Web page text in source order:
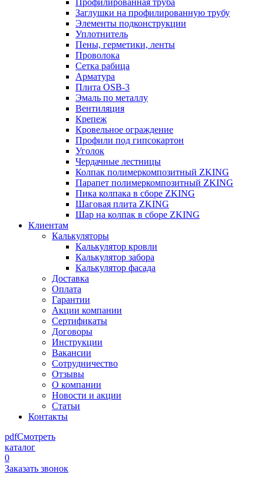
Профилированная труба
Заглушки на профилированную трубу
Элементы подконструкции
Уплотнитель
Пены, герметики, ленты
Проволока
Сетка рабица
Арматура
Плита OSB-3
Эмаль по металлу
Вентиляция
Крепеж
Кровельное ограждение
Профили под гипсокартон
Уголок
Чердачные лестницы
Колпак полимеркомпозитный ZKING
Парапет полимеркомпозитный ZKING
Пика колпака в сборе ZKING
Шаговая плита ZKING
Шар на колпак в сборе ZKING
Клиентам
Калькуляторы
Калькулятор кровли
Калькулятор забора
Калькулятор фасада
Доставка
Оплата
Гарантии
Акции компании
Сертификаты
Договоры
Инструкции
Вакансии
Сотрудничество
Отзывы
О компании
Новости и акции
Статьи
Контакты
pdfСмотреть
каталог
0
Заказать звонок